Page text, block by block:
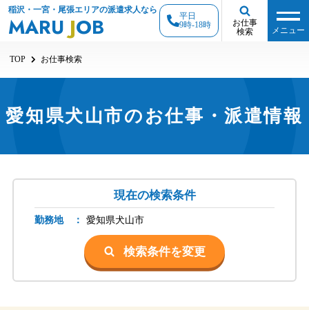
稲沢・一宮・尾張エリアの派遣求人なら
MARU JOB
平日
9時-18時
お仕事
検索
メニュー
TOP お仕事検索
愛知県犬山市のお仕事・派遣情報
現在の検索条件
勤務地 ： 愛知県犬山市
検索条件を変更